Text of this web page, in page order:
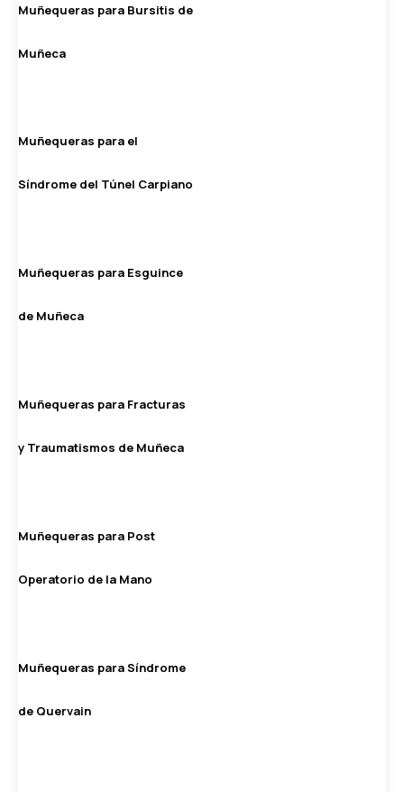
Muñequeras para Bursitis de
Muñeca
Muñequeras para el
Síndrome del Túnel Carpiano
Muñequeras para Esguince
de Muñeca
Muñequeras para Fracturas
y Traumatismos de Muñeca
Muñequeras para Post
Operatorio de la Mano
Muñequeras para Síndrome
de Quervain